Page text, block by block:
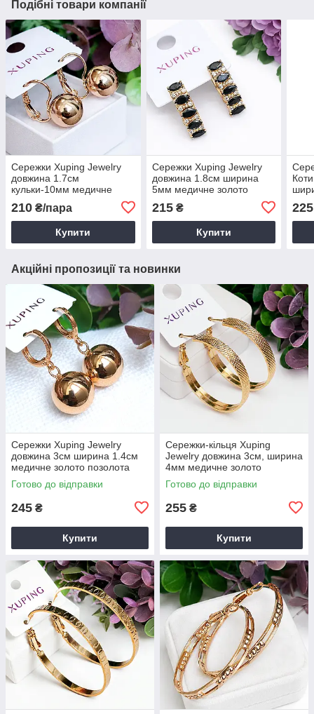
Подібні товари компанії
Сережки Xuping Jewelry
довжина 1.7см
кульки-10мм медичне
золото позолота 18К с994
210 ₴/пара
Купити
Сережки Xuping Jewelry
довжина 1.8см ширина
5мм медичне золото
215₴
Купити
225
Акційні пропозиції та новинки
Сережки Xuping Jewelry
довжина 3см ширина 1.4см
медичне золото позолота
18К с1707
Готово до відправки
245 ₴
Купити
Сережки-кільця Xuping
Jewelry довжина 3см, ширина
4мм медичне золото
позолота 18К с1706
Готово до відправки
255 ₴
Купити